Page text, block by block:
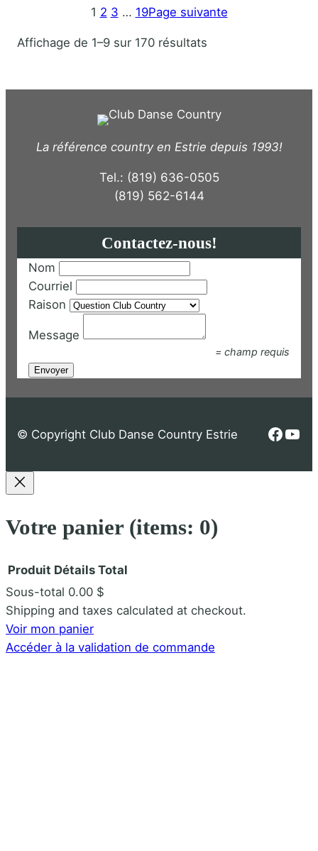
1 2 3 … 19Page suivante
Affichage de 1–9 sur 170 résultats
d
p
l
r
é
e
s
e
n
La référence country en Estrie depuis 1993!
Tel.: (819) 636-0505
(819) 562-6144
Contactez-nous!
Nom
Courriel
Raison
Message
= champ requis
© Copyright Club Danse Country Estrie
Votre panier (items: 0)
Produits
dans
Produit Détails Total
Sous-total 0.00 $
Shipping and taxes calculated at checkout.
Voir mon panier
Accéder à la validation de commande